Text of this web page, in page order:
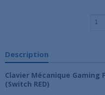
Description
Clavier Mécanique Gaming
(Switch RED)